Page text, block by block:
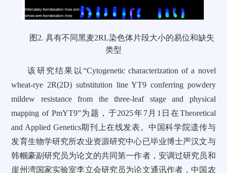
图2. 具有不同黑麦2RL染色体片段大小的易位和缺失
类型
该研究结果以“Cytogenetic characterization of a novel
wheat‑rye 2R(2D) substitution line YT9 conferring powdery
mildew resistance from the three‑leaf stage and physical
mapping of PmYT9”为题，于2025年7月1日在Theoretical
and Applied Genetics期刊上在线发表。中国科学院遗传与
发育生物学研究所农业资源研究中心已毕业博士严汉文与
韩帼豪副研究员为论文的共同第一作者，安调过研究员和
崖州湾国家实验室李立会研究员为论文通讯作者，中国农